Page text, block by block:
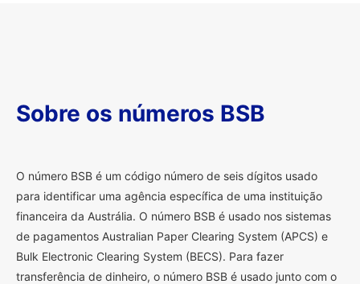
Sobre os números BSB
O número BSB é um código número de seis dígitos usado
para identificar uma agência específica de uma instituição
financeira da Austrália. O número BSB é usado nos sistemas
de pagamentos Australian Paper Clearing System (APCS) e
Bulk Electronic Clearing System (BECS). Para fazer
transferência de dinheiro, o número BSB é usado junto com o